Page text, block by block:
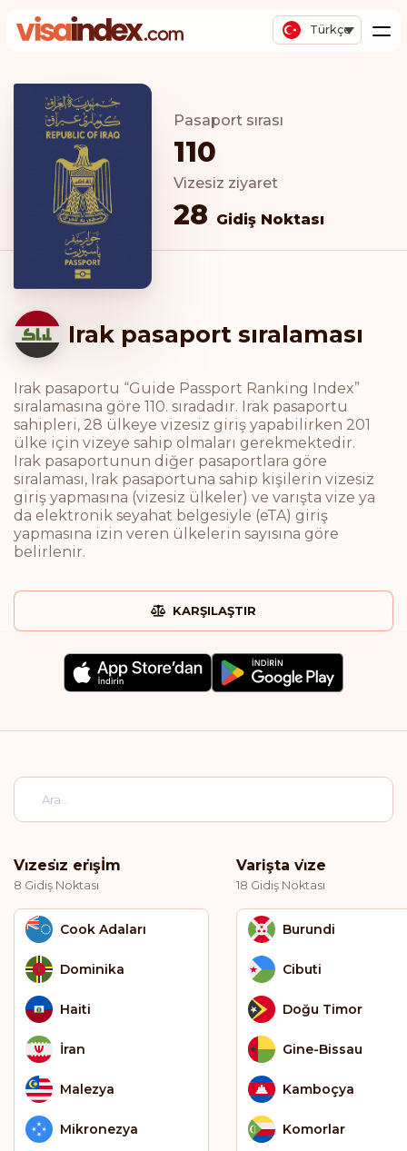
Türkçe
Pasaport sırası
110
Vizesiz ziyaret
28 Gidiş Noktası
Irak pasaport sıralaması
Irak pasaportu “Guide Passport Ranking Index”
sıralamasına göre 110. sıradadır. Irak pasaportu
sahipleri, 28 ülkeye vizesiz giriş yapabilirken 201
ülke için vizeye sahip olmaları gerekmektedir.
Irak pasaportunun diğer pasaportlara göre
sıralaması, Irak pasaportuna sahip kişilerin vizesiz
giriş yapmasına (vizesiz ülkeler) ve varışta vize ya
da elektronik seyahat belgesiyle (eTA) giriş
yapmasına izin veren ülkelerin sayısına göre
belirlenir.
KARŞILAŞTIR
Vi̇zesi̇z eri̇şİm
8 Gidiş Noktası
Cook Adaları
Dominika
Haiti
İran
Malezya
Mikronezya
Varişta vi̇ze
18 Gidiş Noktası
Burundi
Cibuti
Doğu Timor
Gine-Bissau
Kamboçya
Komorlar